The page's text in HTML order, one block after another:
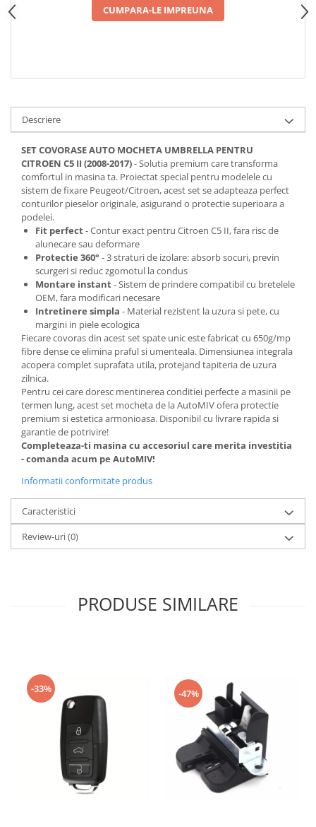
Spray Curatare Frane
Curatare si Detailing Interior
Curatare si Detailing Exterior
Produse de Iarna
Cabluri Pornire
Produse de Vara
Blog
CUMPARA-LE IMPREUNA
Descriere
SET COVORASE AUTO MOCHETA UMBRELLA PENTRU
CITROEN C5 II (2008-2017)- Solutia premium care transforma
comfortul in masina ta. Proiectat special pentru modelele cu
sistem de fixare Peugeot/Citroen, acest set se adapteaza perfect
conturilor pieselor originale, asigurand o protectie superioara a
podelei.
Fit perfect- Contur exact pentru Citroen C5 II, fara risc de
alunecare sau deformare
Protectie 360° - 3 straturi de izolare: absorb socuri, previn
scurgeri si reduc zgomotul la condus
Montare instant- Sistem de prindere compatibil cu bretelele
OEM, fara modificari necesare
Intretinere simpla - Material rezistent la uzura si pete, cu
margini in piele ecologica
Fiecare covoras din acest set spate unic este fabricat cu 650g/mp
fibre dense ce elimina praful si umenteala. Dimensiunea integrala
acopera complet suprafata utila, protejand tapiteria de uzura
zilnica.
Pentru cei care doresc mentinerea conditiei perfecte a masinii pe
termen lung, acest set mocheta de la AutoMIV ofera protectie
premium si estetica armonioasa. Disponibil cu livrare rapida si
garantie de potrivire!
Completeaza-ti masina cu accesoriul care merita investitia
- comanda acum pe AutoMIV!
Informatii conformitate produs
Caracteristici
Review-uri(0)
PRODUSE SIMILARE
-33% -47%